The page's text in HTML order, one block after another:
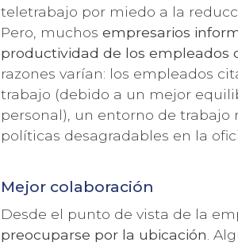
teletrabajo por miedo a la
Pero, muchosempresarios
productividad de los empleados
razones varían: los empleados
trabajo (debido a un mejor
personal), un entorno de trabajo
políticas desagradables en la
Mejor colaboración
Desde el punto de vista de la
preocuparse por la ubicación .